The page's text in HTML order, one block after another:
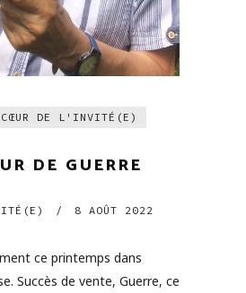
CŒUR DE L'INVITÉ(E)
DE GUERRE
/ 8 AOÛT 2022
ce printemps dans
Succès de vente, Guerre, ce